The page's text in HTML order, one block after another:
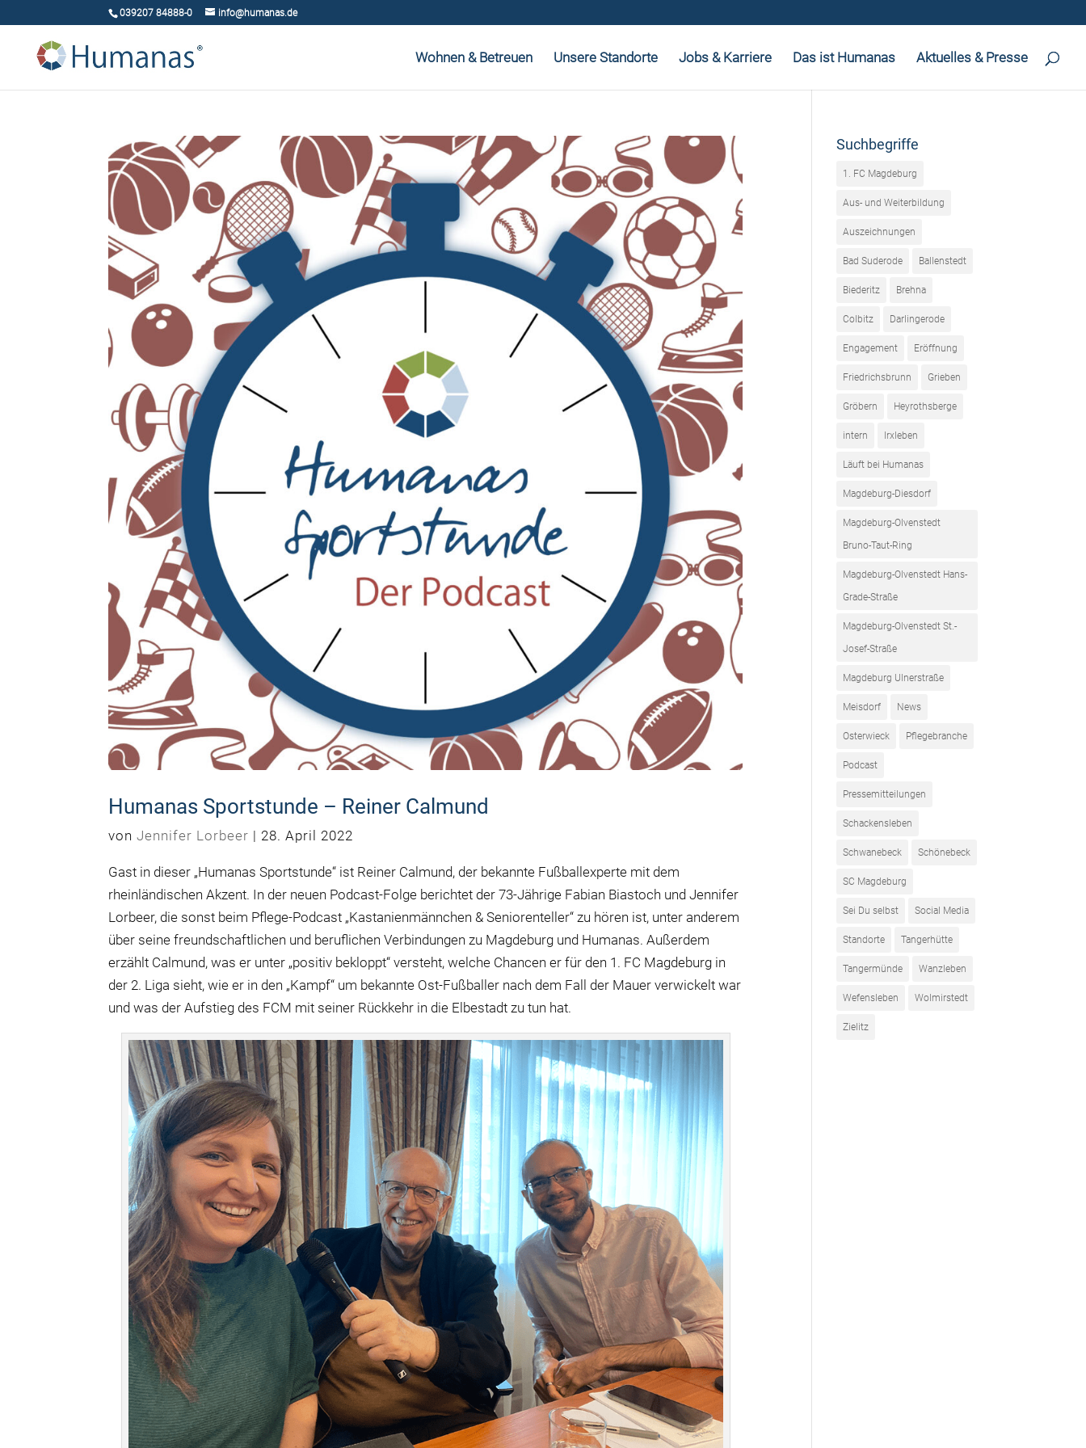
039207 84888-0 info@humanas.de
Wohnen & Betreuen Unsere Standorte Jobs & Karriere Das ist Humanas Aktuelles & Presse
Humanas Sportstunde – Reiner Calmund
vonJennifer Lorbeer | 28. April 2022
Gast in dieser „Humanas Sportstunde“ ist Reiner Calmund, der bekannte Fußballexperte mit dem
rheinländischen Akzent. In der neuen Podcast-Folge berichtet der 73-Jährige Fabian Biastoch und Jennifer
Lorbeer, die sonst beim Pflege-Podcast „Kastanienmännchen & Seniorenteller“ zu hören ist, unter anderem
über seine freundschaftlichen und beruflichen Verbindungen zu Magdeburg und Humanas. Außerdem
erzählt Calmund, was er unter „positiv bekloppt“ versteht, welche Chancen er für den 1. FC Magdeburg in
der 2. Liga sieht, wie er in den „Kampf“ um bekannte Ost-Fußballer nach dem Fall der Mauer verwickelt war
und was der Aufstieg des FCM mit seiner Rückkehr in die Elbestadt zu tun hat.
Suchbegriffe
1. FC Magdeburg
Aus- und Weiterbildung
Auszeichnungen
Bad Suderode Ballenstedt
Biederitz Brehna
Colbitz Darlingerode
Engagement Eröffnung
Friedrichsbrunn Grieben
Gröbern Heyrothsberge
intern Irxleben
Läuft bei Humanas
Magdeburg-Diesdorf
Magdeburg-Olvenstedt
Bruno-Taut-Ring
Magdeburg-Olvenstedt Hans-
Grade-Straße
Magdeburg-Olvenstedt St.-
Josef-Straße
Magdeburg Ulnerstraße
Meisdorf News
Osterwieck Pflegebranche
Podcast
Pressemitteilungen
Schackensleben
Schwanebeck Schönebeck
SC Magdeburg
Sei Du selbst Social Media
Standorte Tangerhütte
Tangermünde Wanzleben
Wefensleben Wolmirstedt
Zielitz